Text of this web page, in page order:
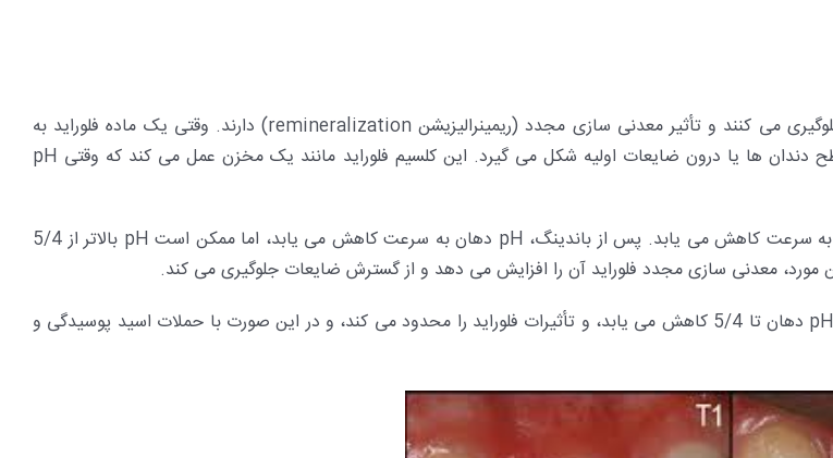
فلوراید مهمترین ماده ضد پوسیدگی دندان است. یون های فلوراید از دمینرالیزیشن جلوگیری می کنند و تأثیر معدنی سازی مجدد (ریمینرالیزیشن remineralization) دارند. وقتی یک ماده فلوراید به
صورت موضعی اعمال می شود، ماده ای شبیه کلسیم فلوراید درون پلاک های روی سطح دندان ها یا درون ضایعات اولیه شکل می گیرد. این کلسیم فلوراید مانند یک مخزن عمل می کند که وقتی pH
وقتی pH به کمتر از سطح خاصی کاهش پیدا می کند، تأثیر محافظت کنندگی فلوراید به سرعت کاهش می یابد. پس از باندینگ، pH دهان به سرعت کاهش می یابد، اما ممکن است pH بالاتر از 5/4
معدنی سازی مجدد فلوراید آن را افزایش می دهد و از گسترش ضایعات جلوگیری می کند.
در صورت ضعیف بودن بهداشت دهان، پلاک های اطراف ابزار گسترش پیدا می کنند و pH دهان تا 5/4 کاهش می یابد، و تأثیرات فلوراید را محدود می کند، و در این صورت با حملات اسید پوسیدگی و